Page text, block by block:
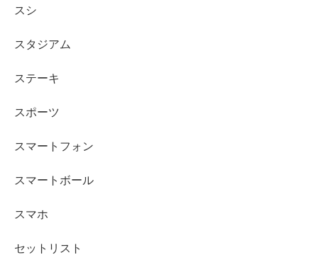
スシ
スタジアム
ステーキ
スポーツ
スマートフォン
スマートボール
スマホ
セットリスト